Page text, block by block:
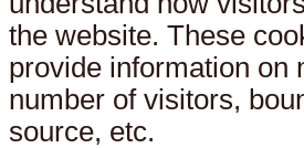
the website. These
provide information on
number of visitors,
source, etc.